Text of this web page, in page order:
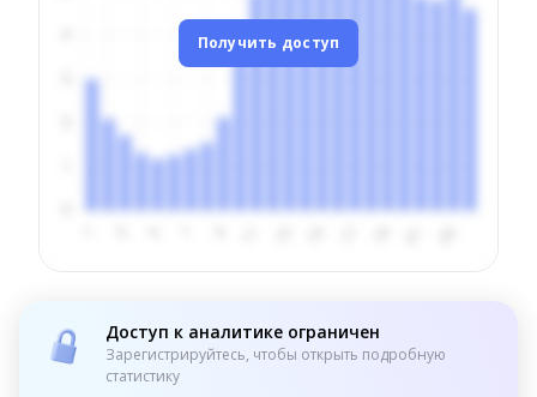
Получить доступ
Доступ к аналитике ограничен
Зарегистрируйтесь, чтобы открыть подробную
статистику